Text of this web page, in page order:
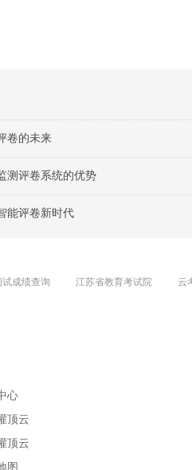
卷的未来
测评卷系统的优势
能评卷新时代
成绩查询 江苏省教育考试院 云
心
顶云
顶云
图